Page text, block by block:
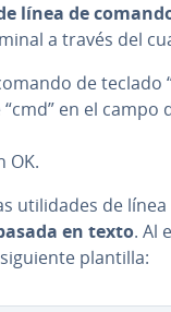
línea de
a través del
de teclado
en el
OK.
uti­li­da­des de
en texto. Al
plantilla: